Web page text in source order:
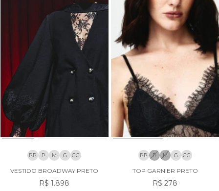
PP P M G GG
VESTIDO BROADWAY PRETO
R$ 1.898
PP P M G GG
TOP GARNIER PRETO
R$ 278